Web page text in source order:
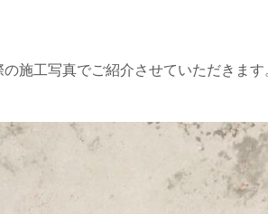
施工写真でご紹介させていただきます